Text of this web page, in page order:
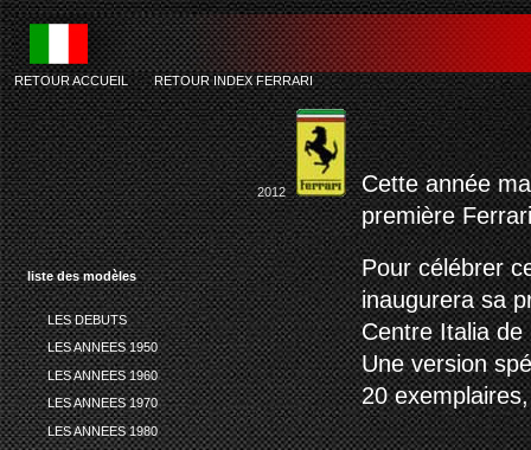
liste des modèles
LES DEBUTS
LES ANNEES 1950
LES ANNEES 1960
LES ANNEES 1970
LES ANNEES 1980
RETOUR ACCUEIL-RETOUR INDEX FERRARI
2012
Cette année
première
Pour célébrer
inaugurera sa
Centre Italia de
Une version
20